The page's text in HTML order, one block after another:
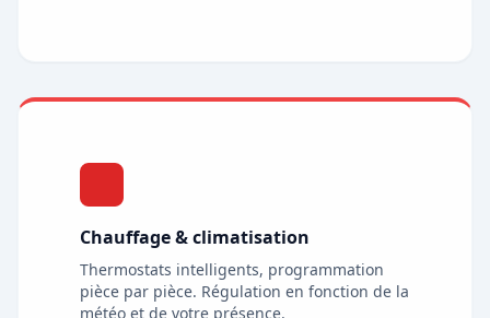
Chauffage & climatisation
Thermostats intelligents, programmation
pièce par pièce. Régulation en fonction de la
météo et de votre présence.